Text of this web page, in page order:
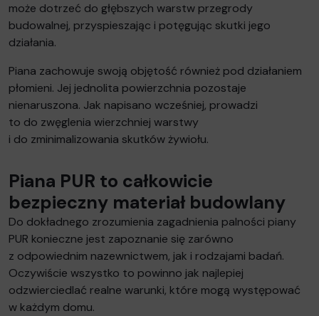
może dotrzeć do głębszych warstw przegrody
budowalnej, przyspieszając i potęgując skutki jego
działania.
Piana zachowuje swoją objętość również pod działaniem
płomieni. Jej jednolita powierzchnia pozostaje
nienaruszona. Jak napisano wcześniej, prowadzi
to do zwęglenia wierzchniej warstwy
i do zminimalizowania skutków żywiołu.
Piana PUR to całkowicie
bezpieczny materiał budowlany
Do dokładnego zrozumienia zagadnienia palności piany
PUR konieczne jest zapoznanie się zarówno
z odpowiednim nazewnictwem, jak i rodzajami badań.
Oczywiście wszystko to powinno jak najlepiej
odzwierciedlać realne warunki, które mogą występować
w każdym domu.